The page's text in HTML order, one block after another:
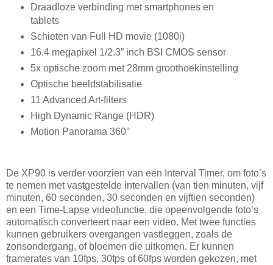
Draadloze verbinding met smartphones en
tablets
Schieten van Full HD movie (1080i)
16.4 megapixel 1/2.3” inch BSI CMOS sensor
5x optische zoom met 28mm groothoekinstelling
Optische beeldstabilisatie
11 Advanced Art-filters
High Dynamic Range (HDR)
Motion Panorama 360°
De XP90 is verder voorzien van een Interval Timer, om foto’s
te nemen met vastgestelde intervallen (van tien minuten, vijf
minuten, 60 seconden, 30 seconden en vijftien seconden)
en een Time-Lapse videofunctie, die opeenvolgende foto’s
automatisch converteert naar een video. Met twee functies
kunnen gebruikers overgangen vastleggen, zoals de
zonsondergang, of bloemen die uitkomen. Er kunnen
framerates van 10fps, 30fps of 60fps worden gekozen, met